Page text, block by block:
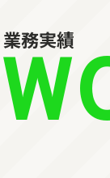
業務実績